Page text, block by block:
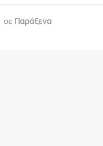
σε Παράξενα